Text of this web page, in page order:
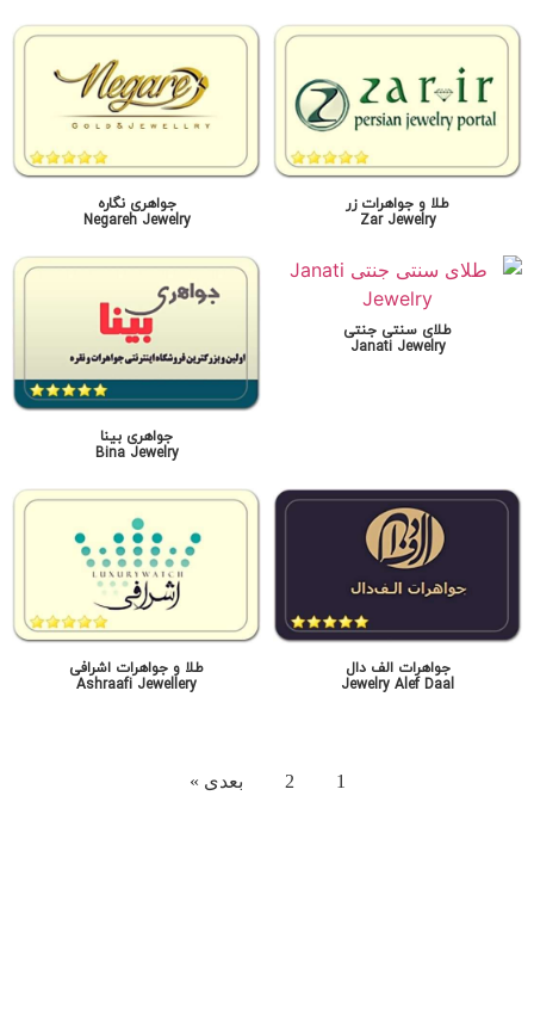
طلا و جواهرات زر
Zar Jewelry
جواهری نگاره
Negareh Jewelry
طلای سنتی جنتی
Janati Jewelry
جواهری بینا
Bina Jewelry
جواهرات الف دال
Jewelry Alef Daal
طلا و جواهرات اشرافی
Ashraafi Jewellery
1
2 بعدی »